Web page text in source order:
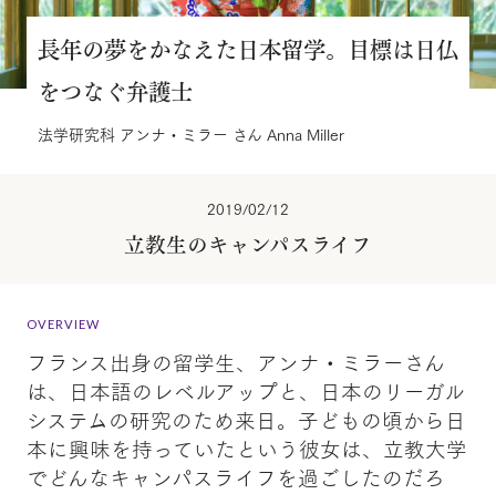
長年の夢をかなえた日本留学。目標は日仏
をつなぐ弁護士
法学研究科 アンナ・ミラー さん Anna Miller
2019/02/12
立教生のキャンパスライフ
OVERVIEW
フランス出身の留学生、アンナ・ミラーさん
は、日本語のレベルアップと、日本のリーガル
システムの研究のため来日。子どもの頃から日
本に興味を持っていたという彼女は、立教大学
でどんなキャンパスライフを過ごしたのだろ